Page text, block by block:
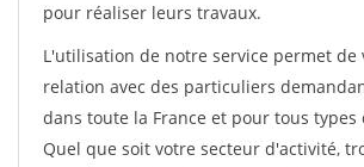
pour réaliser leurs travaux.
L'utilisation de notre service permet de
relation avec des particuliers
dans toute la France et pour tous types
Quel que soit votre secteur d'activité,